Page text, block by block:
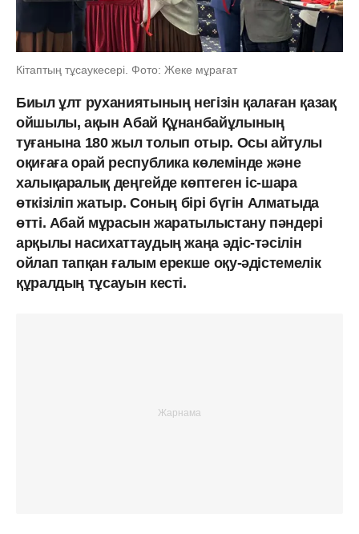
Кітаптың тұсаукесері. Фото: Жеке мұрағат
Биыл ұлт руханиятының негізін қалаған қазақ
ойшылы, ақын Абай Құнанбайұлының
туғанына 180 жыл толып отыр. Осы айтулы
оқиғаға орай республика көлемінде және
халықаралық деңгейде көптеген іс-шара
өткізіліп жатыр. Соның бірі бүгін Алматыда
өтті. Абай мұрасын жаратылыстану пәндері
арқылы насихаттаудың жаңа әдіс-тәсілін
ойлап тапқан ғалым ерекше оқу-әдістемелік
құралдың тұсауын кесті.